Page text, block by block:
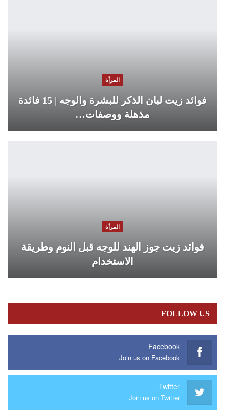
المرأة
فوائد زيت لبان الذكر للبشرة والوجه | 15 فائدة
مذهلة ووصفات…
المرأة
فوائد زيت جوز الهند للوجه قبل النوم وطريقة
الاستخدام
FOLLOW US
Facebook
Join us on Facebook
Twitter
Join us on Twitter